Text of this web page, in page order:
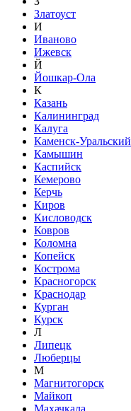
Златоуст
И
Иваново
Ижевск
Й
Йошкар-Ола
К
Казань
Калининград
Калуга
Каменск-Уральский
Камышин
Каспийск
Кемерово
Керчь
Киров
Кисловодск
Ковров
Коломна
Копейск
Кострома
Красногорск
Краснодар
Курган
Курск
Л
Липецк
Люберцы
М
Магнитогорск
Майкоп
Махачкала